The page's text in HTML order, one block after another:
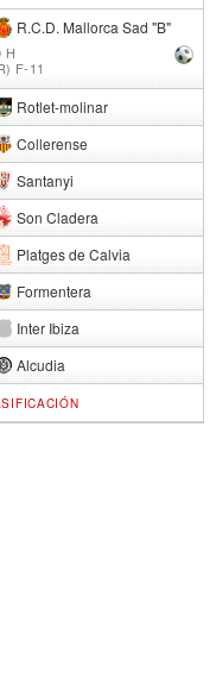
R.C.D. Mallorca Sad "B"
H
F-11
Rotlet-molinar
Collerense
Santanyi
Son Cladera
Platges de Calvia
Formentera
Inter Ibiza
Alcudia